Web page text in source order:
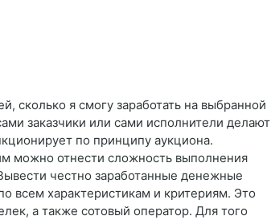
сколько я смогу заработать на выбранной
заказчики или сами исполнители делают
по принципу аукциона.
можно отнести сложность выполнения
честно заработанные денежные
всем характеристикам и критериям. Это
а также сотовый оператор. Для того